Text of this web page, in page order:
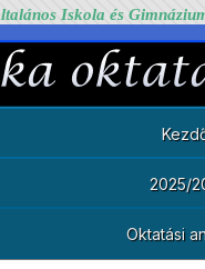
Iskola és
2025/
Oktatási